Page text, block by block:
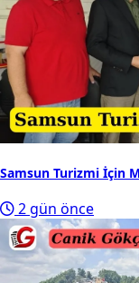
Samsun Turizmi İçin
2 gün önce